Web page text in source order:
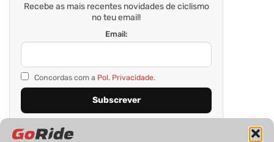
Recebe as mais recentes novidades de ciclismo
no teu email!
Email:
Concordas com a Pol. Privacidade.